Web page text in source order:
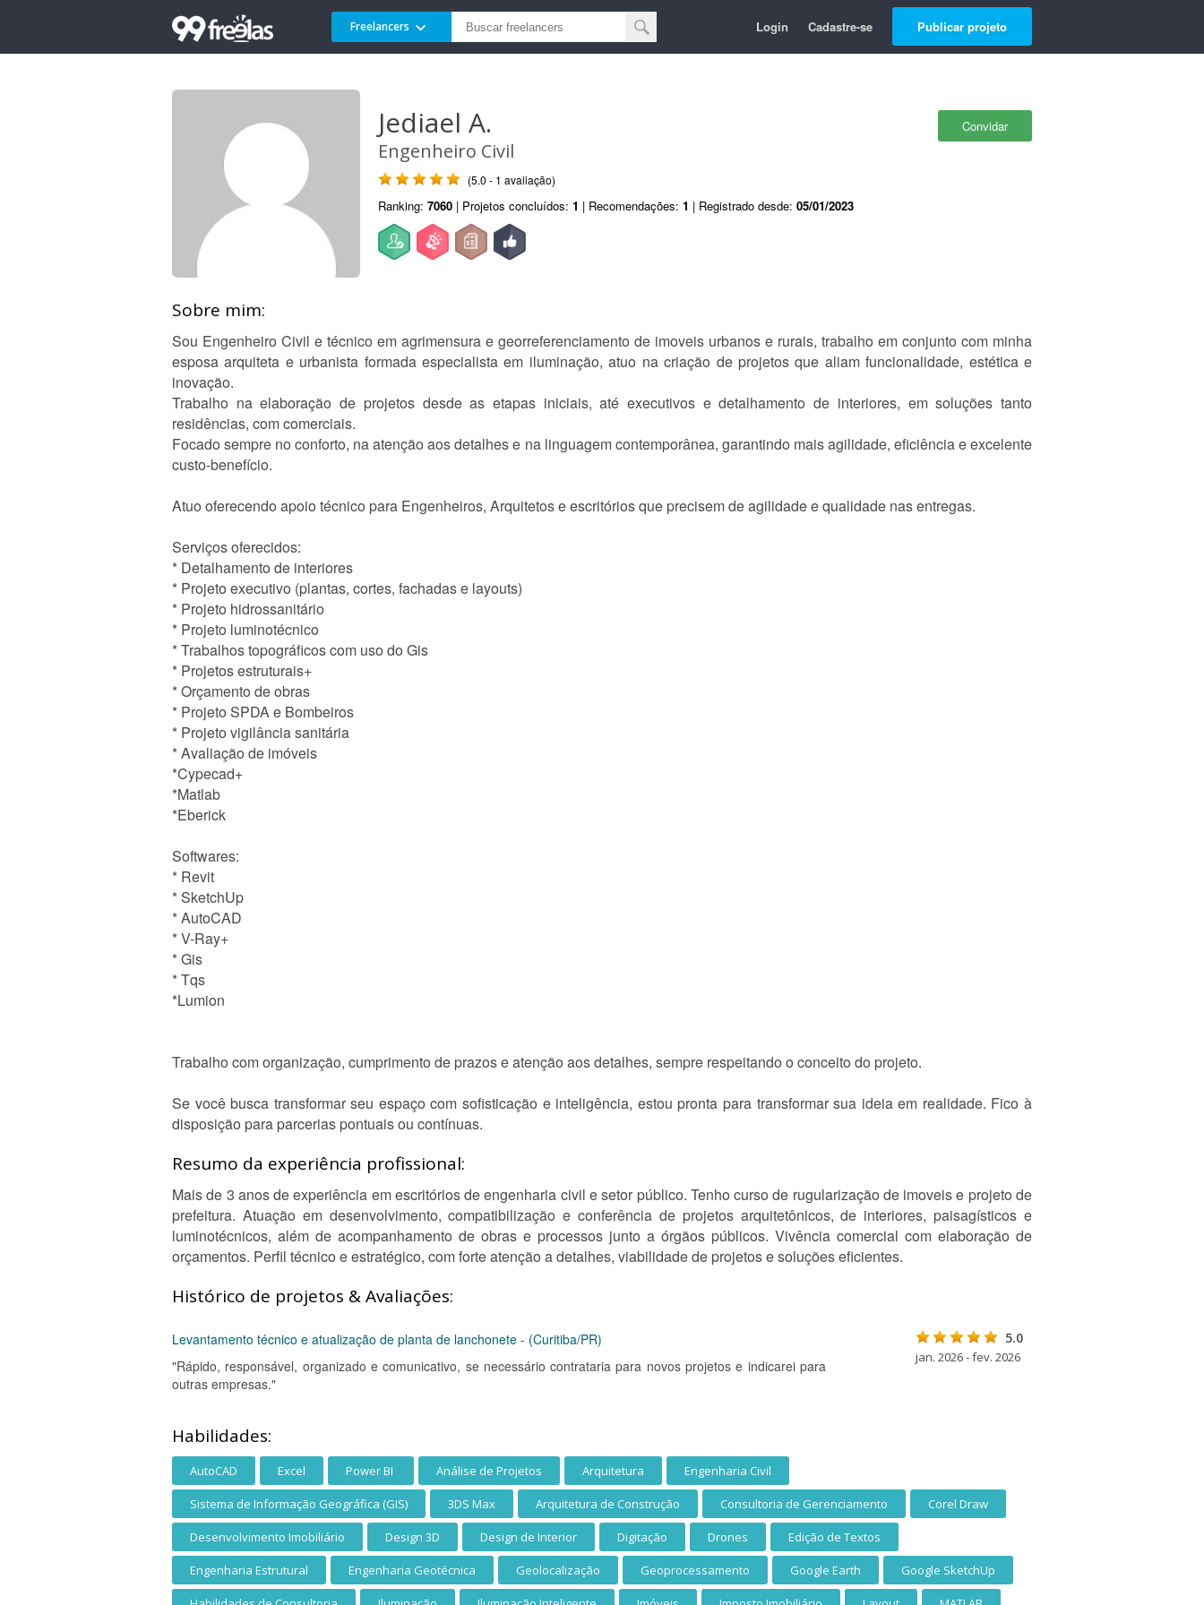
Freelancers Login Cadastre-se Publicar projeto
Convidar
Jediael A.
Engenheiro Civil
(5.0 - 1 avaliação)
Ranking: 7060 | Projetos concluídos: 1 | Recomendações: 1 | Registrado desde: 05/01/2023
Sobre mim:
Sou Engenheiro Civil e técnico em agrimensura e georreferenciamento de imoveis urbanos e rurais, trabalho em conjunto com minha
esposa arquiteta e urbanista formada especialista em iluminação, atuo na criação de projetos que aliam funcionalidade, estética e
inovação.
Trabalho na elaboração de projetos desde as etapas iniciais, até executivos e detalhamento de interiores, em soluções tanto
residências, com comerciais.
Focado sempre no conforto, na atenção aos detalhes e na linguagem contemporânea, garantindo mais agilidade, eficiência e excelente
custo-benefício.
Atuo oferecendo apoio técnico para Engenheiros, Arquitetos e escritórios que precisem de agilidade e qualidade nas entregas.
Serviços oferecidos:
* Detalhamento de interiores
* Projeto executivo (plantas, cortes, fachadas e layouts)
* Projeto hidrossanitário
* Projeto luminotécnico
* Trabalhos topográficos com uso do Gis
* Projetos estruturais+
* Orçamento de obras
* Projeto SPDA e Bombeiros
* Projeto vigilância sanitária
* Avaliação de imóveis
*Cypecad+
*Matlab
*Eberick
Softwares:
* Revit
* SketchUp
* AutoCAD
* V-Ray+
* Gis
* Tqs
*Lumion
Trabalho com organização, cumprimento de prazos e atenção aos detalhes, sempre respeitando o conceito do projeto.
Se você busca transformar seu espaço com sofisticação e inteligência, estou pronta para transformar sua ideia em realidade. Fico à
disposição para parcerias pontuais ou contínuas.
Resumo da experiência profissional:
Mais de 3 anos de experiência em escritórios de engenharia civil e setor público. Tenho curso de rugularização de imoveis e projeto de
prefeitura. Atuação em desenvolvimento, compatibilização e conferência de projetos arquitetônicos, de interiores, paisagísticos e
luminotécnicos, além de acompanhamento de obras e processos junto a órgãos públicos. Vivência comercial com elaboração de
orçamentos. Perfil técnico e estratégico, com forte atenção a detalhes, viabilidade de projetos e soluções eficientes.
Histórico de projetos & Avaliações:
Levantamento técnico e atualização de planta de lanchonete - (Curitiba/PR)
"Rápido, responsável, organizado e comunicativo, se necessário contrataria para novos projetos e indicarei para
outras empresas."
5.0
jan. 2026 - fev. 2026
Habilidades:
AutoCAD Excel Power BI Análise de Projetos Arquitetura Engenharia Civil
Sistema de Informação Geográfica (GIS) 3DS Max Arquitetura de Construção Consultoria de Gerenciamento Corel Draw
Desenvolvimento Imobiliário Design 3D Design de Interior Digitação Drones Edição de Textos
Engenharia Estrutural Engenharia Geotécnica Geolocalização Geoprocessamento Google Earth Google SketchUp